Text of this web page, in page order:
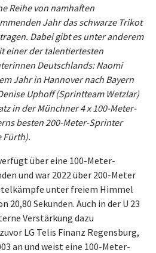
Reihe von namhaften
Jahr das schwarze Trikot
Dabei gibt es unter anderem
einer der talentiertesten
Deutschlands: Naomi
Jahr in Hannover nach Bayern
Uphoff (Sprintteam Wetzlar)
in der Münchner 4 x 100-Meter-
besten 200-Meter-Sprinter
Fürth).
über eine 100-Meter-
und war 2022 über 200-Meter
unter freiem Himmel
20,80 Sekunden. Auch in der U 23
Verstärkung dazu
LG Telis Finanz Regensburg,
an und weist eine 100-Meter-